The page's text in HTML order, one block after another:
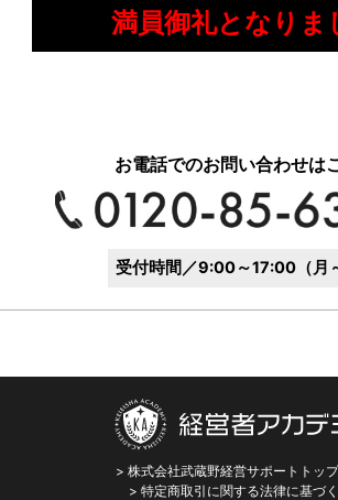
満員御礼となりま
お電話でのお問い合わせは
受付時間／9:00～17:00（月
> 株式会社武蔵野経営サポートトッ
> 特定商取引に関する法律に基づ